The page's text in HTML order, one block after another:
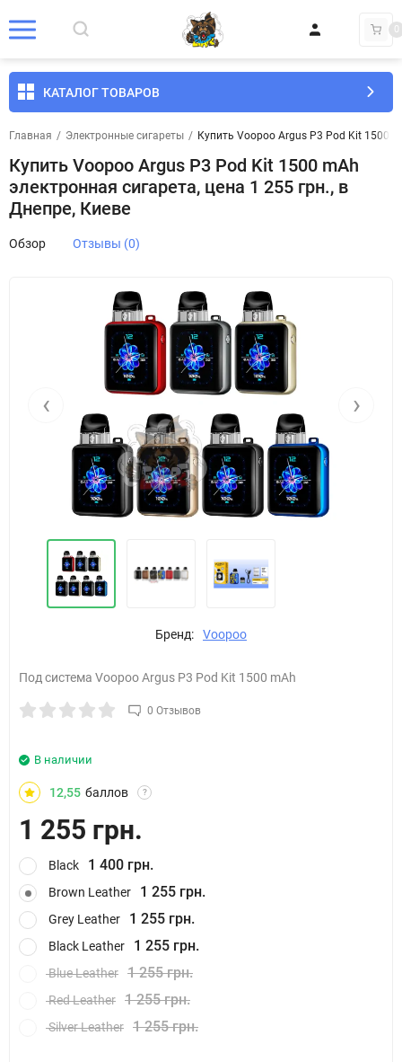
0
КАТАЛОГ ТОВАРОВ
Главная / Электронные сигареты / Купить Voopoo Argus P3 Pod Kit 1500
Купить Voopoo Argus P3 Pod Kit 1500 mAh
электронная сигарета, цена 1 255 грн., в
Днепре, Киеве
Обзор Отзывы (0)
‹ ›
Бренд: Voopoo
Под система Voopoo Argus P3 Pod Kit 1500 mAh
0 Отзывов
В наличии
12,55 баллов ?
1 255 грн.
Black 1 400 грн.
Brown Leather 1 255 грн.
Grey Leather 1 255 грн.
Black Leather 1 255 грн.
Blue Leather 1 255 грн.
Red Leather 1 255 грн.
Silver Leather 1 255 грн.